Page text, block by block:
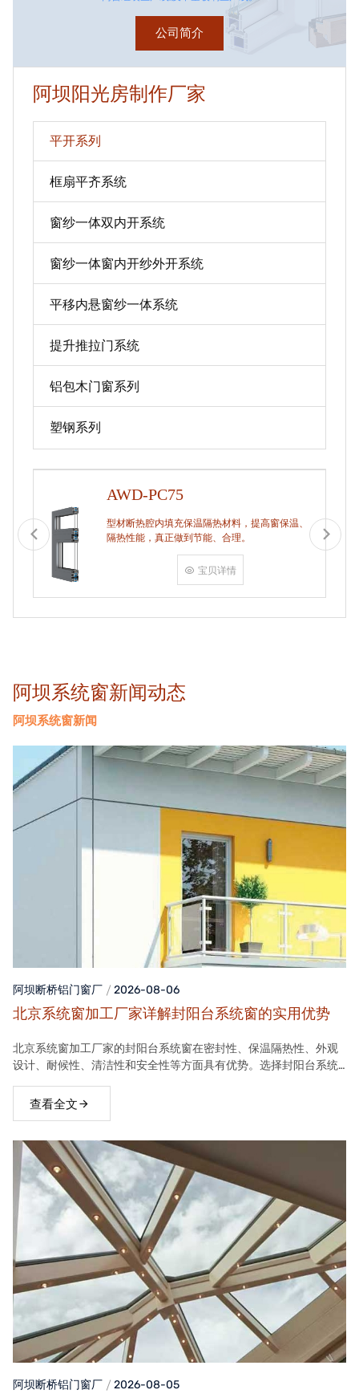
公司简介
阿坝阳光房制作厂家
平开系列
框扇平齐系统
窗纱一体双内开系统
窗纱一体窗内开纱外开系统
平移内悬窗纱一体系统
提升推拉门系统
铝包木门窗系列
塑钢系列
AWD-PC75
型材断热腔内填充保温隔热材料，提高窗保温、
隔热性能，真正做到节能、合理。
宝贝详情
阿坝系统窗新闻动态
阿坝系统窗新闻
阿坝断桥铝门窗厂 2026-08-06
北京系统窗加工厂家详解封阳台系统窗的实用优势
北京系统窗加工厂家的封阳台系统窗在密封性、保温隔热性、外观
设计、耐候性、清洁性和安全性等方面具有优势。选择封阳台系统
体验。
查看全文
阿坝断桥铝门窗厂 2026-08-05